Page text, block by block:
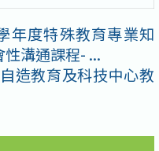
年度特殊教育專業知
溝通課程- ...
造教育及科技中心教